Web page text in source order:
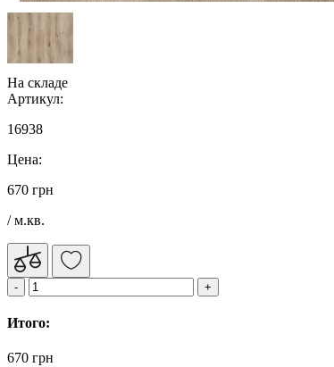
На складе
Артикул:
16938
Цена:
670 грн
/ м.кв.
Итого:
670 грн